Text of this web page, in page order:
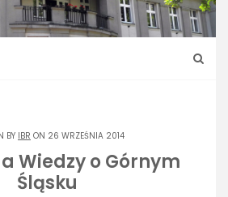
BY IBR ON 26 WRZEŚNIA 2014
Wiedzy o Górnym
Śląsku